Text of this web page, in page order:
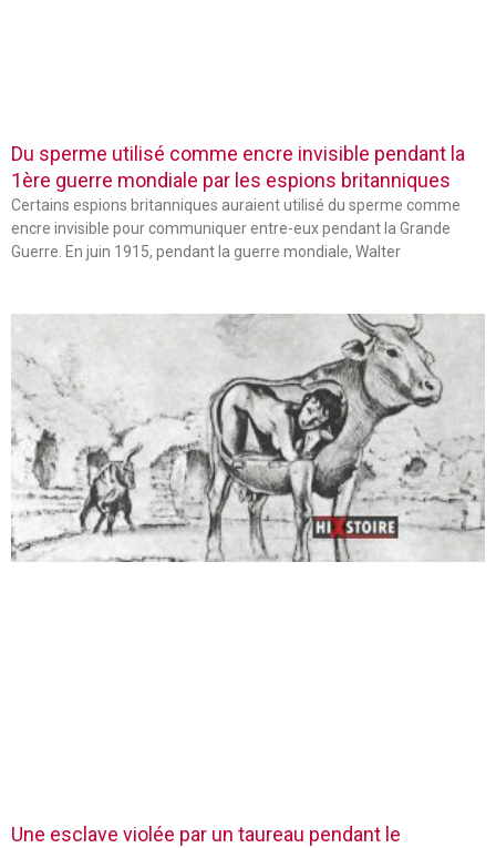
Du sperme utilisé comme encre invisible pendant la
1ère guerre mondiale par les espions britanniques
Certains espions britanniques auraient utilisé du sperme comme
encre invisible pour communiquer entre-eux pendant la Grande
Guerre. En juin 1915, pendant la guerre mondiale, Walter
Une esclave violée par un taureau pendant le